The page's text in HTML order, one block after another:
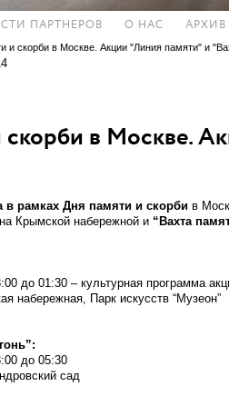
ПАРТНЕРОВ О НАС АРХИВ
и скорби в Москве. Акции "Линия памяти" и
в Москве.
в рамках Дня памяти и скорбив
на Крымской набережной и “Вахта
до 01:30 – культурная программа
набережная, Парк искусств “Музеон”
до 05:30
сад